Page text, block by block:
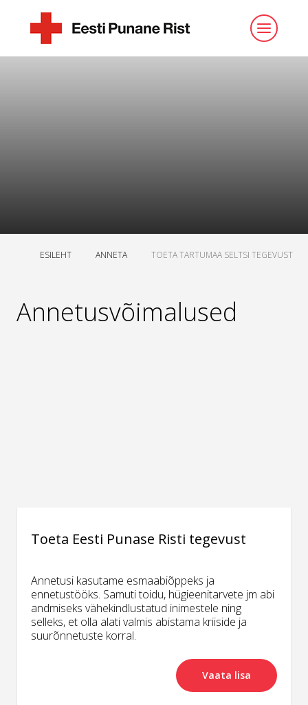
ESILEHT ANNETA TOETA TARTUMAA SELTSI TEGEVUST
Annetusvõimalused
Toeta Eesti Punase Risti tegevust
Annetusi kasutame esmaabiõppeks ja
ennetustööks. Samuti toidu, hügieenitarvete jm abi
andmiseks vähekindlustatud inimestele ning
selleks, et olla alati valmis abistama kriiside ja
suurõnnetuste korral.
Vaata lisa